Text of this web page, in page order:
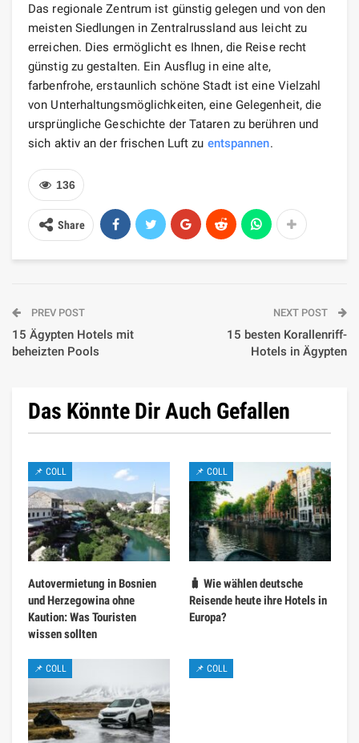
Das regionale Zentrum ist günstig gelegen und von den
meisten Siedlungen in Zentralrussland aus leicht zu
erreichen. Dies ermöglicht es Ihnen, die Reise recht
günstig zu gestalten. Ein Ausflug in eine alte,
farbenfrohe, erstaunlich schöne Stadt ist eine Vielzahl
von Unterhaltungsmöglichkeiten, eine Gelegenheit, die
ursprüngliche Geschichte der Tataren zu berühren und
sich aktiv an der frischen Luft zu entspannen.
136
Share
PREV POST
15 Ägypten Hotels mit
beheizten Pools
NEXT POST
15 besten Korallenriff-
Hotels in Ägypten
Das Könnte Dir Auch Gefallen
📌 COLL
Autovermietung in Bosnien
und Herzegowina ohne
Kaution: Was Touristen
wissen sollten
📌 COLL
🧳 Wie wählen deutsche
Reisende heute ihre Hotels in
Europa?
📌 COLL 📌 COLL